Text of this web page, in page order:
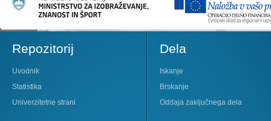
Repozitorij
Uvodnik
Statistika
Univerzitetne strani
Dela
Iskanje
Brskanje
Oddaja zaključnega dela